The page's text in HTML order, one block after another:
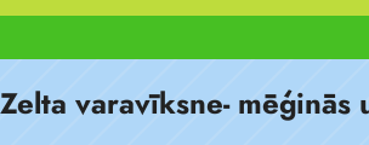
Zelta varavīksne- mēģinās